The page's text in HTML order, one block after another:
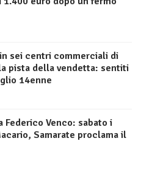
sei centri commerciali di
pista della vendetta: sentiti
14enne
Federico Venco: sabato i
Samarate proclama il